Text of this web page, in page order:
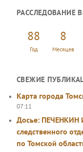
с
РАССЛЕДОВАНИЕ
88
Год
8
Месяцев
СВЕЖИЕ
Карта города
07:11
Досье: ПЕЧЕНКИН
следственного
по Томской